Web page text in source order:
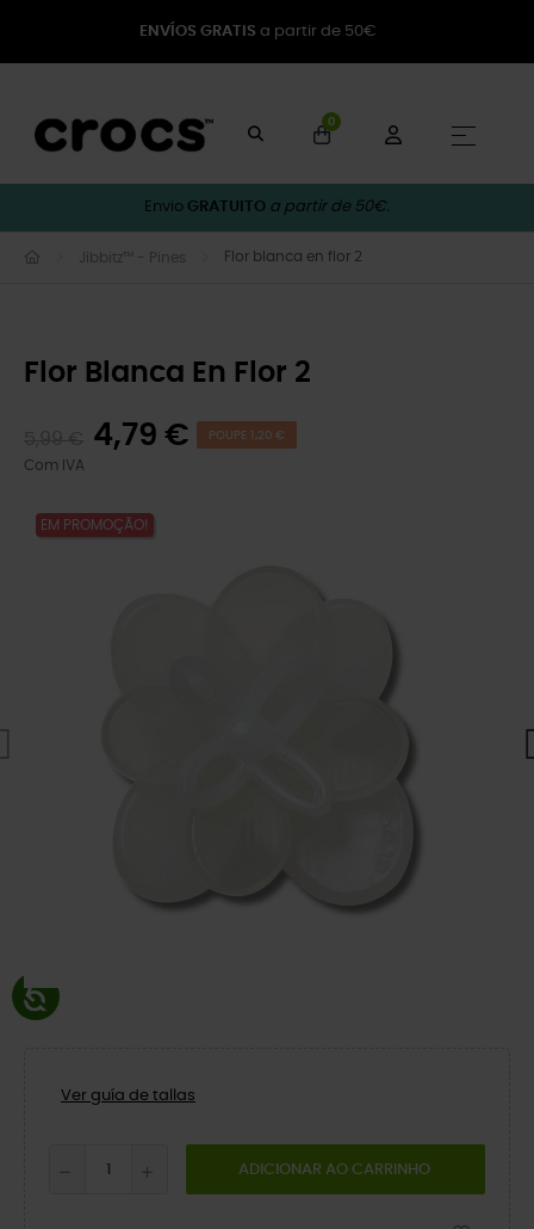
ENVÍOS GRATIS a partir de 50€
0
☰
Envio GRATUITO a partir de 50€.
Jibbitz™ - Pines Flor blanca en flor 2
Flor Blanca En Flor 2
4,79 € POUPE 1,20 €
Com IVA
EM PROMOÇÃO!
Ver guía de tallas
ADICIONAR AO CARRINHO